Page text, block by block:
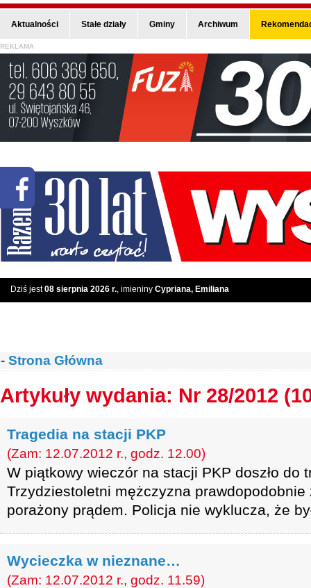
Aktualności Stałe działy Gminy Archiwum
REKLAMA
Dziś jest08 sierpnia 2026 r., imieniny Cypriana, Emiliana
- Strona Główna
Artykuły wydania: Nr 28/2012
Tragedia na stacji PKP
(Zam: 12.07.2012 r., godz. 12.00)
W piątkowy wieczór na stacji PKP doszło do
Trzydziestoletni mężczyzna prawdopodobnie
porażony prądem. Policja nie wyklucza, że
Wycieczka w nieznane…
(Zam: 12.07.2012 r., godz. 11.59)